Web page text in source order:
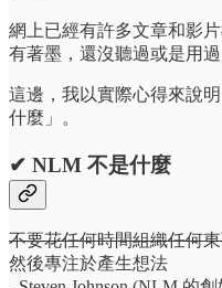
網上已經有許多文章和影
有著墨，還沒聽過或是用
這邊，我以實際心得來說
什麼」。
✔ NLM 不是什麼
不要花任何時間組織任何
然後專注於產生想法